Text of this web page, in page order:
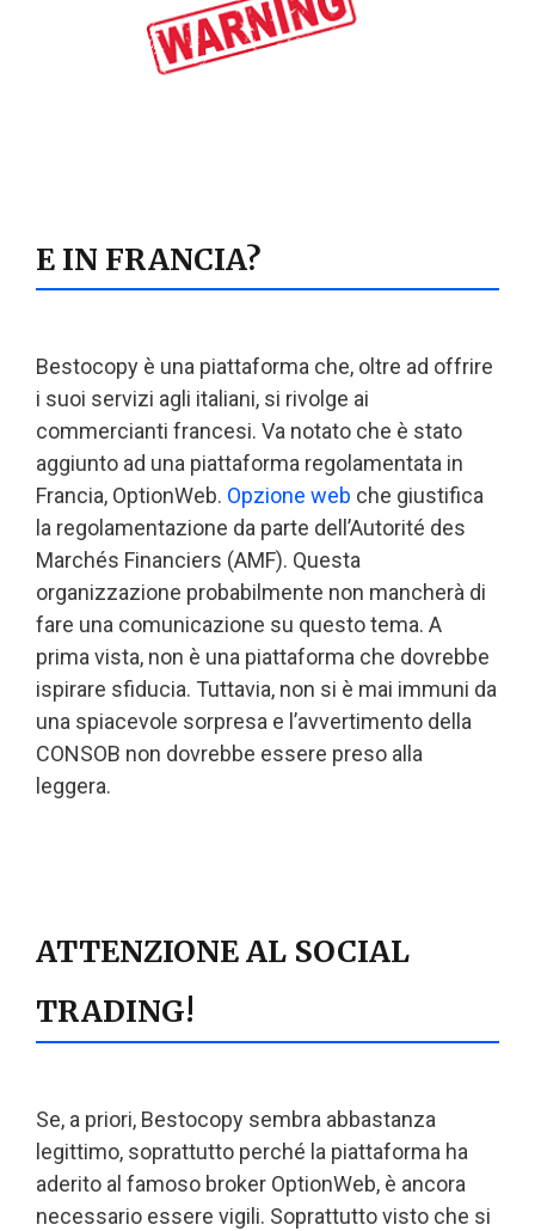
E IN FRANCIA?
Bestocopy è una piattaforma che, oltre ad offrire
i suoi servizi agli italiani, si rivolge ai
commercianti francesi. Va notato che è stato
aggiunto ad una piattaforma regolamentata in
Francia, OptionWeb. Opzione web che giustifica
la regolamentazione da parte dell’Autorité des
Marchés Financiers (AMF). Questa
organizzazione probabilmente non mancherà di
fare una comunicazione su questo tema. A
prima vista, non è una piattaforma che dovrebbe
ispirare sfiducia. Tuttavia, non si è mai immuni da
una spiacevole sorpresa e l’avvertimento della
CONSOB non dovrebbe essere preso alla
leggera.
ATTENZIONE AL SOCIAL
TRADING!
Se, a priori, Bestocopy sembra abbastanza
legittimo, soprattutto perché la piattaforma ha
aderito al famoso broker OptionWeb, è ancora
necessario essere vigili. Soprattutto visto che si